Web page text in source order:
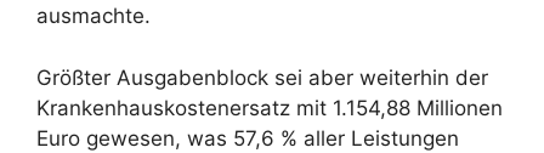
ausmachte.
Größter Ausgabenblock sei aber weiterhin der
Krankenhauskostenersatz mit 1.154,88 Millionen
Euro gewesen, was 57,6 % aller Leistungen